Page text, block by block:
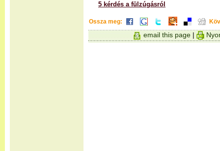
5 kérdés a fülzúgásról
Ossza meg:
email this page|